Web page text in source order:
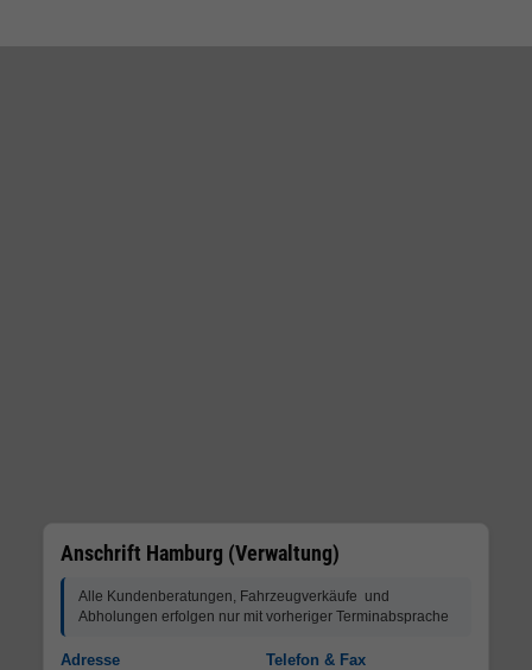
Anschrift Hamburg (Verwaltung)
Alle Kundenberatungen, Fahrzeugverkäufe und
Abholungen erfolgen nur mit vorheriger Terminabsprache
Adresse Telefon & Fax